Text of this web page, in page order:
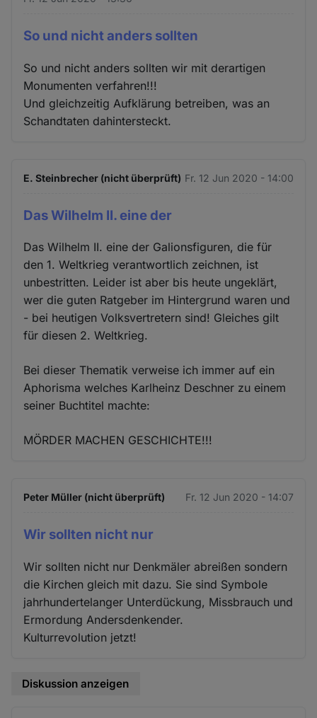
So und nicht anders sollten
So und nicht anders sollten wir mit derartigen
Monumenten verfahren!!!
Und gleichzeitig Aufklärung betreiben, was an
Schandtaten dahintersteckt.
E. Steinbrecher (nicht überprüft) Fr. 12 Jun 2020 - 14:00
Das Wilhelm II. eine der
Das Wilhelm II. eine der Galionsfiguren, die für
den 1. Weltkrieg verantwortlich zeichnen, ist
unbestritten. Leider ist aber bis heute ungeklärt,
wer die guten Ratgeber im Hintergrund waren und
- bei heutigen Volksvertretern sind! Gleiches gilt
für diesen 2. Weltkrieg.
Bei dieser Thematik verweise ich immer auf ein
Aphorisma welches Karlheinz Deschner zu einem
seiner Buchtitel machte:
MÖRDER MACHEN GESCHICHTE!!!
Peter Müller (nicht überprüft) Fr. 12 Jun 2020 - 14:07
Wir sollten nicht nur
Wir sollten nicht nur Denkmäler abreißen sondern
die Kirchen gleich mit dazu. Sie sind Symbole
jahrhundertelanger Unterdückung, Missbrauch und
Ermordung Andersdenkender.
Kulturrevolution jetzt!
Diskussion anzeigen